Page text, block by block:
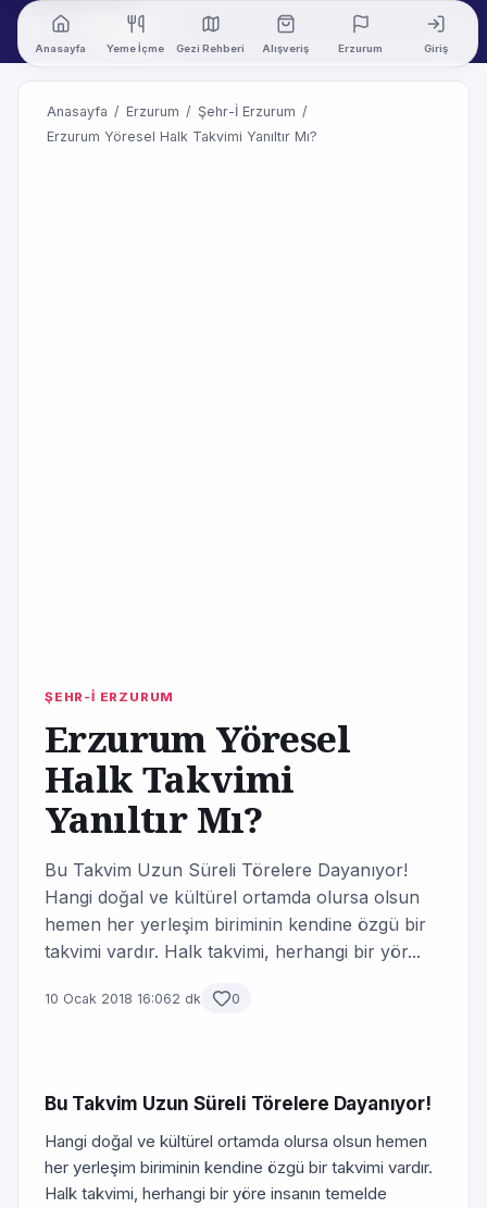
Anasayfa Yeme İçme Gezi Rehberi Alışveriş Erzurum Giriş
Anasayfa / Erzurum / Şehr-İ Erzurum /
Erzurum Yöresel Halk Takvimi Yanıltır Mı?
ŞEHR-İ ERZURUM
Erzurum Yöresel
Halk Takvimi
Yanıltır Mı?
Bu Takvim Uzun Süreli Törelere Dayanıyor!
Hangi doğal ve kültürel ortamda olursa olsun
hemen her yerleşim biriminin kendine özgü bir
takvimi vardır. Halk takvimi, herhangi bir yör...
10 Ocak 2018 16:062 dk 0
Bu Takvim Uzun Süreli Törelere Dayanıyor!
Hangi doğal ve kültürel ortamda olursa olsun hemen
her yerleşim biriminin kendine özgü bir takvimi vardır.
Halk takvimi, herhangi bir yöre insanın temelde